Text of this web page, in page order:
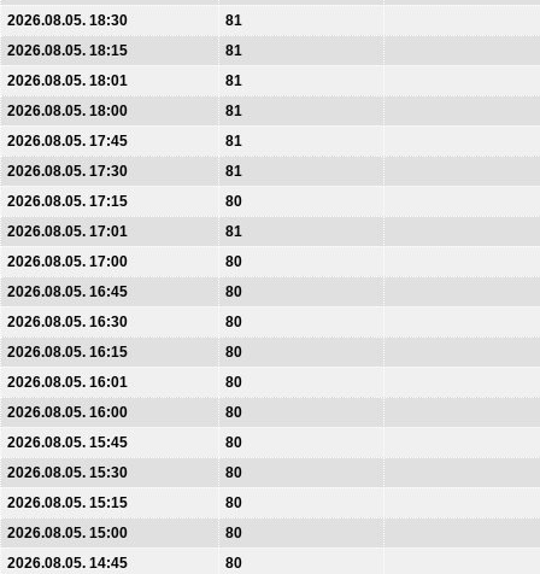
2026.08.05. 18:30
81
2026.08.05. 18:15
81
2026.08.05. 18:01
81
2026.08.05. 18:00
81
2026.08.05. 17:45
81
2026.08.05. 17:30
81
2026.08.05. 17:15
80
2026.08.05. 17:01
81
2026.08.05. 17:00
80
2026.08.05. 16:45
80
2026.08.05. 16:30
80
2026.08.05. 16:15
80
2026.08.05. 16:01
80
2026.08.05. 16:00
80
2026.08.05. 15:45
80
2026.08.05. 15:30
80
2026.08.05. 15:15
80
2026.08.05. 15:00
80
2026.08.05. 14:45
80